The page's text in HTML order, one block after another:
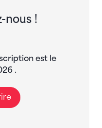
nous !
est le
.